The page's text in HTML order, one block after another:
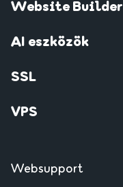
Website Builder
AI eszközök
SSL
VPS
Websupport